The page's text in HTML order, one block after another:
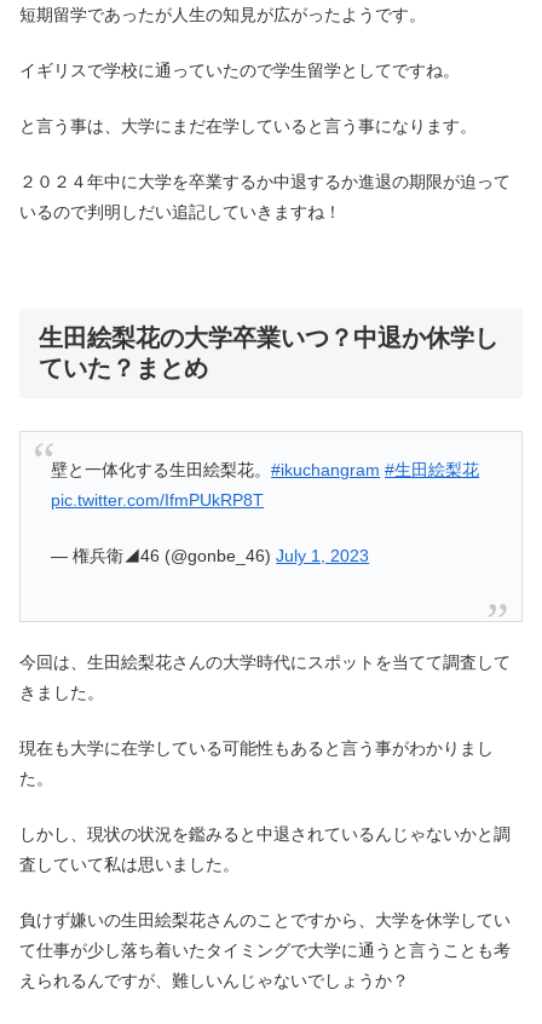
短期留学であったが人生の知見が広がったようです。
イギリスで学校に通っていたので学生留学としてですね。
と言う事は、大学にまだ在学していると言う事になります。
２０２４年中に大学を卒業するか中退するか進退の期限が迫って
いるので判明しだい追記していきますね！
生田絵梨花の大学卒業いつ？中退か休学し
ていた？まとめ
壁と一体化する生田絵梨花。#ikuchangram #生田絵梨花
pic.twitter.com/IfmPUkRP8T
— 権兵衛◢46 (@gonbe_46)July 1, 2023
今回は、生田絵梨花さんの大学時代にスポットを当てて調査して
きました。
現在も大学に在学している可能性もあると言う事がわかりまし
た。
しかし、現状の状況を鑑みると中退されているんじゃないかと調
査していて私は思いました。
負けず嫌いの生田絵梨花さんのことですから、大学を休学してい
て仕事が少し落ち着いたタイミングで大学に通うと言うことも考
えられるんですが、難しいんじゃないでしょうか？